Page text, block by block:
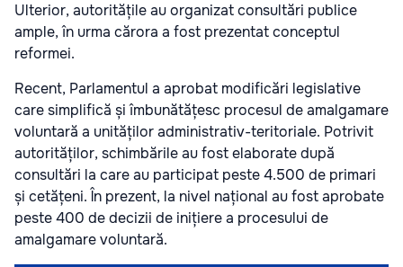
Ulterior, autoritățile au organizat consultări publice
ample, în urma cărora a fost prezentat conceptul
reformei.
Recent, Parlamentul a aprobat modificări legislative
care simplifică și îmbunătățesc procesul de amalgamare
voluntară a unităților administrativ-teritoriale. Potrivit
autorităților, schimbările au fost elaborate după
consultări la care au participat peste 4.500 de primari
și cetățeni. În prezent, la nivel național au fost aprobate
peste 400 de decizii de inițiere a procesului de
amalgamare voluntară.